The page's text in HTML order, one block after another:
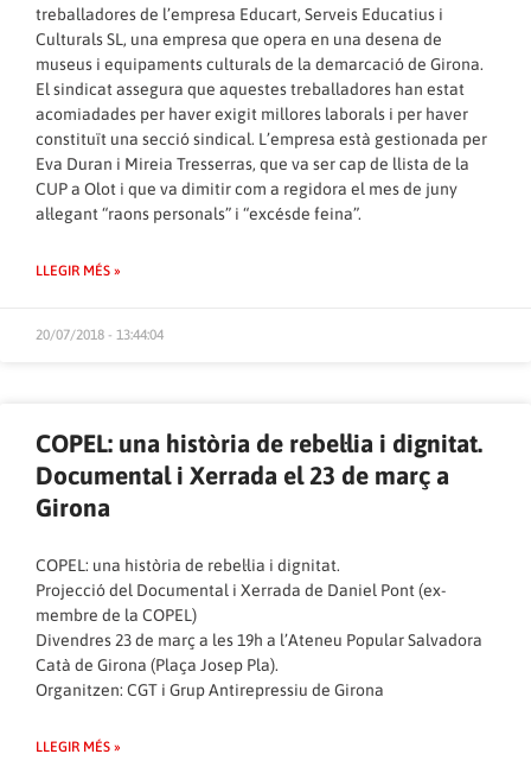
treballadores de l’empresa Educart, Serveis Educatius i
Culturals SL, una empresa que opera en una desena de
museus i equipaments culturals de la demarcació de Girona.
El sindicat assegura que aquestes treballadores han estat
acomiadades per haver exigit millores laborals i per haver
constituït una secció sindical. L’empresa està gestionada per
Eva Duran i Mireia Tresserras, que va ser cap de llista de la
CUP a Olot i que va dimitir com a regidora el mes de juny
al·legant “raons personals” i “excésde feina”.
LLEGIR MÉS »
20/07/2018 - 13:44:04
COPEL: una història de rebel·lia i dignitat.
Documental i Xerrada el 23 de març a
Girona
COPEL: una història de rebel·lia i dignitat.
Projecció del Documental i Xerrada de Daniel Pont (ex-
membre de la COPEL)
Divendres 23 de març a les 19h a l’Ateneu Popular Salvadora
Catà de Girona (Plaça Josep Pla).
Organitzen: CGT i Grup Antirepressiu de Girona
LLEGIR MÉS »